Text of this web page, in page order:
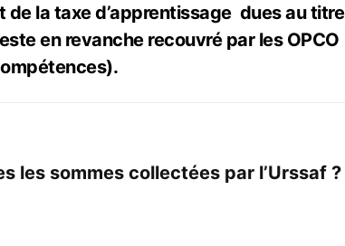
de la taxe d’apprentissage dues au titre
en revanche recouvré par les OPCO
les sommes collectées par l’Urssaf ?